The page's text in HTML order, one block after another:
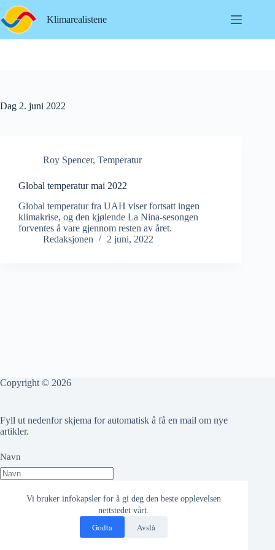
Hopp
til
innholdet
Vi bruker infokapsler for å gi deg den beste opplevelsen
nettstedet vårt.
Godta Avslå
Klimarealistene
Dag 2. juni 2022
Roy Spencer, Temperatur
Global temperatur mai 2022
Global temperatur fra UAH viser fortsatt ingen
klimakrise, og den kjølende La Nina-sesongen
forventes å vare gjennom resten av året.
Redaksjonen
2 juni, 2022
Copyright © 2026
Fyll ut nedenfor skjema for automatisk å få en mail om nye
artikler.
Navn